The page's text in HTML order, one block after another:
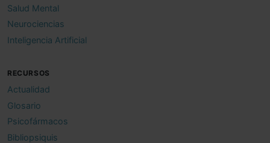
Salud Mental
Neurociencias
Inteligencia Artificial
RECURSOS
Actualidad
Glosario
Psicofármacos
Bibliopsiquis